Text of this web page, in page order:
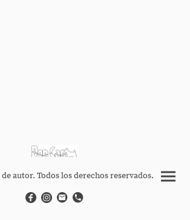
autor. Todos los derechos reservados.